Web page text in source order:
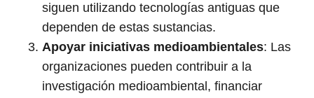
siguen utilizando tecnologías antiguas que
dependen de estas sustancias.
Apoyar iniciativas medioambientales: Las
organizaciones pueden contribuir a la
investigación medioambiental, financiar